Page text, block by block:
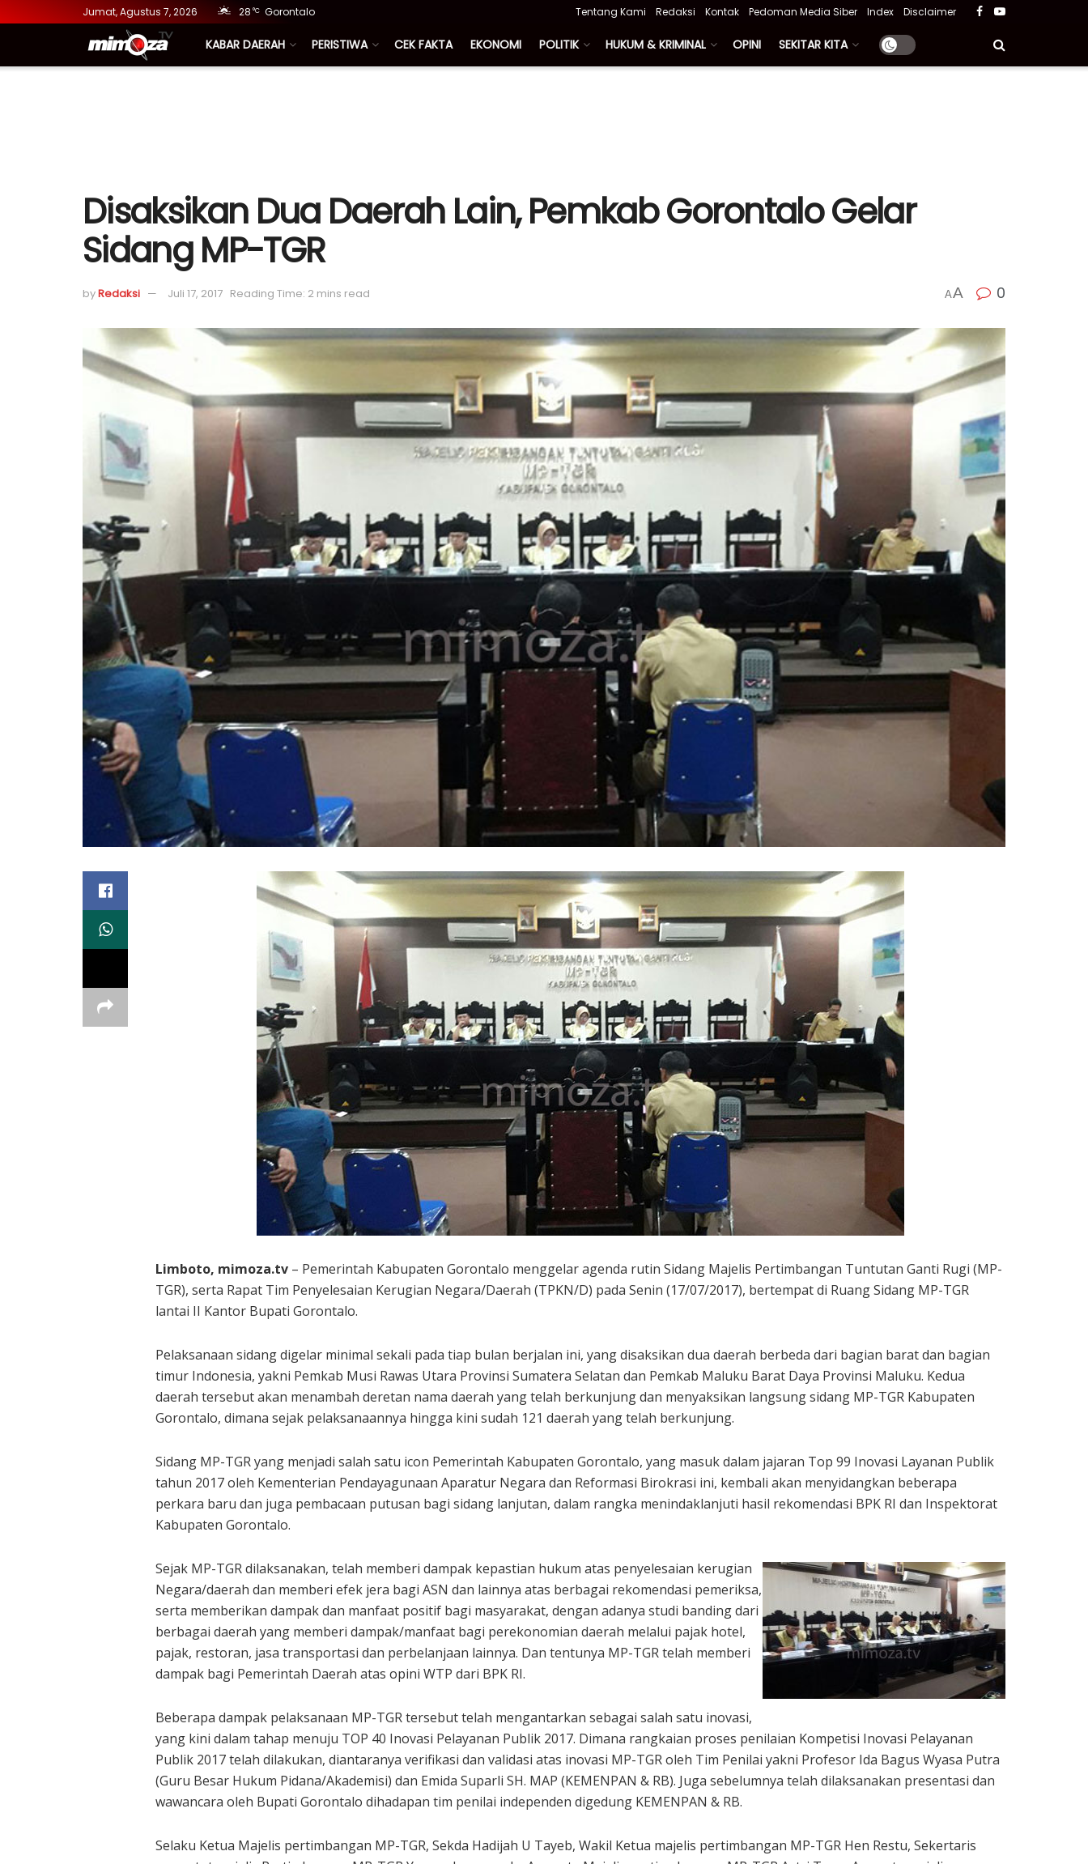
Jumat, Agustus 7, 2026 28 °C Gorontalo Tentang Kami Redaksi Kontak Pedoman Media Siber Index Disclaimer
KABAR DAERAH PERISTIWA CEK FAKTA EKONOMI POLITIK HUKUM & KRIMINAL OPINI SEKITAR KITA
Disaksikan Dua Daerah Lain, Pemkab Gorontalo Gelar
Sidang MP-TGR
byRedaksi Juli 17, 2017 Reading Time: 2 mins read AA 0
Limboto, mimoza.tv – Pemerintah Kabupaten Gorontalo menggelar agenda rutin Sidang Majelis Pertimbangan Tuntutan Ganti Rugi (MP-
TGR), serta Rapat Tim Penyelesaian Kerugian Negara/Daerah (TPKN/D) pada Senin (17/07/2017), bertempat di Ruang Sidang MP-TGR
lantai II Kantor Bupati Gorontalo.
Pelaksanaan sidang digelar minimal sekali pada tiap bulan berjalan ini, yang disaksikan dua daerah berbeda dari bagian barat dan bagian
timur Indonesia, yakni Pemkab Musi Rawas Utara Provinsi Sumatera Selatan dan Pemkab Maluku Barat Daya Provinsi Maluku. Kedua
daerah tersebut akan menambah deretan nama daerah yang telah berkunjung dan menyaksikan langsung sidang MP-TGR Kabupaten
Gorontalo, dimana sejak pelaksanaannya hingga kini sudah 121 daerah yang telah berkunjung.
Sidang MP-TGR yang menjadi salah satu icon Pemerintah Kabupaten Gorontalo, yang masuk dalam jajaran Top 99 Inovasi Layanan Publik
tahun 2017 oleh Kementerian Pendayagunaan Aparatur Negara dan Reformasi Birokrasi ini, kembali akan menyidangkan beberapa
perkara baru dan juga pembacaan putusan bagi sidang lanjutan, dalam rangka menindaklanjuti hasil rekomendasi BPK RI dan Inspektorat
Kabupaten Gorontalo.
Sejak MP-TGR dilaksanakan, telah memberi dampak kepastian hukum atas penyelesaian kerugian
Negara/daerah dan memberi efek jera bagi ASN dan lainnya atas berbagai rekomendasi pemeriksa,
serta memberikan dampak dan manfaat positif bagi masyarakat, dengan adanya studi banding dari
berbagai daerah yang memberi dampak/manfaat bagi perekonomian daerah melalui pajak hotel,
pajak, restoran, jasa transportasi dan perbelanjaan lainnya. Dan tentunya MP-TGR telah memberi
dampak bagi Pemerintah Daerah atas opini WTP dari BPK RI.
Beberapa dampak pelaksanaan MP-TGR tersebut telah mengantarkan sebagai salah satu inovasi,
yang kini dalam tahap menuju TOP 40 Inovasi Pelayanan Publik 2017. Dimana rangkaian proses penilaian Kompetisi Inovasi Pelayanan
Publik 2017 telah dilakukan, diantaranya verifikasi dan validasi atas inovasi MP-TGR oleh Tim Penilai yakni Profesor Ida Bagus Wyasa Putra
(Guru Besar Hukum Pidana/Akademisi) dan Emida Suparli SH. MAP (KEMENPAN & RB). Juga sebelumnya telah dilaksanakan presentasi dan
wawancara oleh Bupati Gorontalo dihadapan tim penilai independen digedung KEMENPAN & RB.
Selaku Ketua Majelis pertimbangan MP-TGR, Sekda Hadijah U Tayeb, Wakil Ketua majelis pertimbangan MP-TGR Hen Restu, Sekertaris